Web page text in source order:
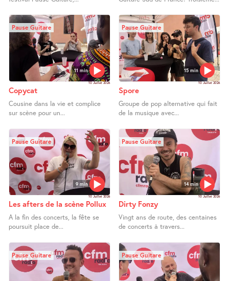
11 min
Pause Guitare
10 Juillet 2026
Copycat
Cousine dans la vie et complice
sur scène pour un...
15 min
Pause Guitare
10 Juillet 2026
Spore
Groupe de pop alternative qui fait
de la musique avec...
9 min
Pause Guitare
10 Juillet 2026
Les afters de la scène Pollux
A la fin des concerts, la fête se
poursuit place de...
14 min
Pause Guitare
10 Juillet 2026
Dirty Fonzy
Vingt ans de route, des centaines
de concerts à travers...
Pause Guitare Pause Guitare